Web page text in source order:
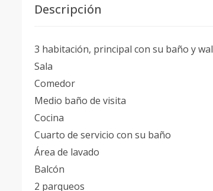
Descripción
3 habitación, principal con su baño y
Sala
Comedor
Medio baño de visita
Cocina
Cuarto de servicio con su baño
Área de lavado
Balcón
2 parqueos